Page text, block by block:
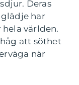
Deras
har
världen.
att söthet
när